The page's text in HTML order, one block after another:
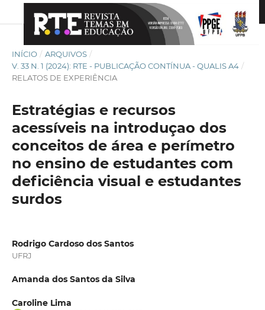
INÍCIO / ARQUIVOS /
V. 33 N. 1 (2024): RTE - PUBLICAÇÃO CONTÍNUA - QUALIS A4 /
RELATOS DE EXPERIÊNCIA
Estratégias e recursos
acessíveis na introduçao dos
conceitos de área e perímetro
no ensino de estudantes com
deficiência visual e estudantes
surdos
Rodrigo Cardoso dos Santos
UFRJ
Amanda dos Santos da Silva
Caroline Lima